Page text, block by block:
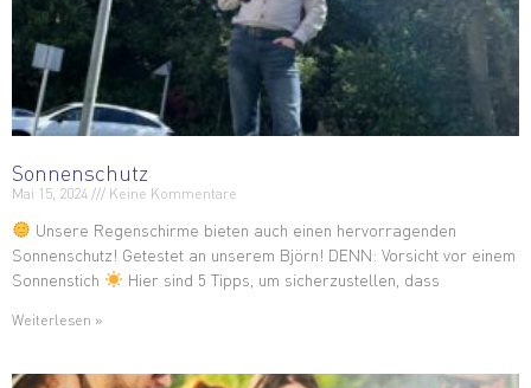
Sonnenschutz
Mai 15, 2024 Keine Kommentare
Unsere Regenschirme bieten auch einen hervorragenden
Sonnenschutz! Getestet an unserem Björn! DENN: Vorsicht vor einem
Sonnenstich
Hier sind 5 Tipps, um sicherzustellen, dass
Weiterlesen »